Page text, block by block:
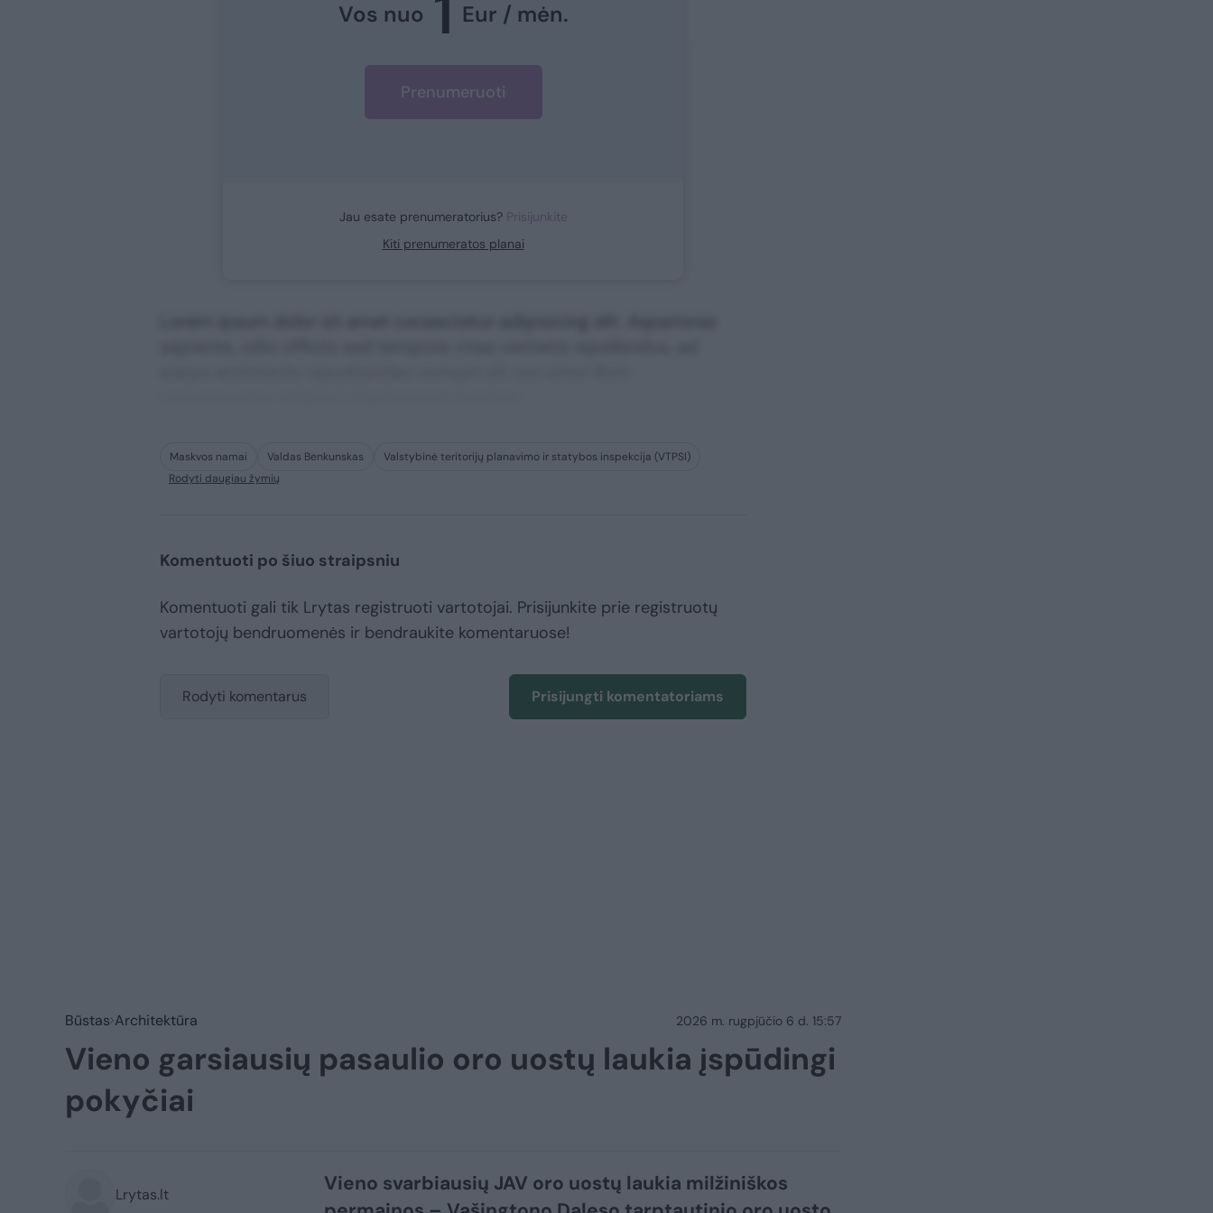
Vos nuo Eur / mėn.
Prenumeruoti
Jau esate prenumeratorius? Prisijunkite
Kiti prenumeratos planai
Maskvos namai Valdas Benkunskas
Valstybinė teritorijų planavimo ir statybos inspekcija (VTPSI)
Rodyti daugiau žymių
Komentuoti po šiuo straipsniu
Komentuoti gali tik Lrytas registruoti vartotojai. Prisijunkite prie registruotų
vartotojų bendruomenės ir bendraukite komentaruose!
Rodyti komentarus Prisijungti komentatoriams
Būstas Architektūra 2026 m. rugpjūčio 6 d. 15:57
Vieno garsiausių pasaulio oro uostų laukia įspūdingi
pokyčiai
Lrytas.lt
Vieno svarbiausių JAV oro uostų laukia milžiniškos